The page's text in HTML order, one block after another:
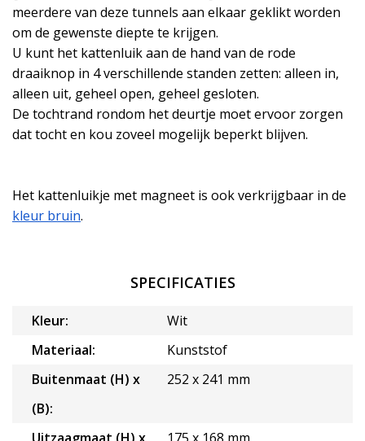
meerdere van deze tunnels aan elkaar geklikt worden
om de gewenste diepte te krijgen.
U kunt het kattenluik aan de hand van de rode
draaiknop in 4 verschillende standen zetten: alleen in,
alleen uit, geheel open, geheel gesloten.
De tochtrand rondom het deurtje moet ervoor zorgen
dat tocht en kou zoveel mogelijk beperkt blijven.
Het kattenluikje met magneet is ook verkrijgbaar in de
kleur bruin.
SPECIFICATIES
Kleur:
Wit
Materiaal:
Kunststof
Buitenmaat (H) x
(B):
252 x 241 mm